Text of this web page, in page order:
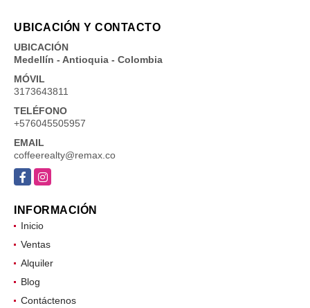
UBICACIÓN Y CONTACTO
UBICACIÓN
Medellín - Antioquia - Colombia
MÓVIL
3173643811
TELÉFONO
+576045505957
EMAIL
coffeerealty@remax.co
FacebookInstagram
INFORMACIÓN
Inicio
Ventas
Alquiler
Blog
Contáctenos